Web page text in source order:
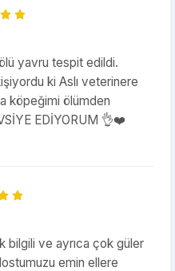
yavru tespit edildi.
ki Aslı veterinere
köpeğimi ölümden
EDİYORUM 👌❤️
bilgili ve ayrıca çok güler
emin ellere